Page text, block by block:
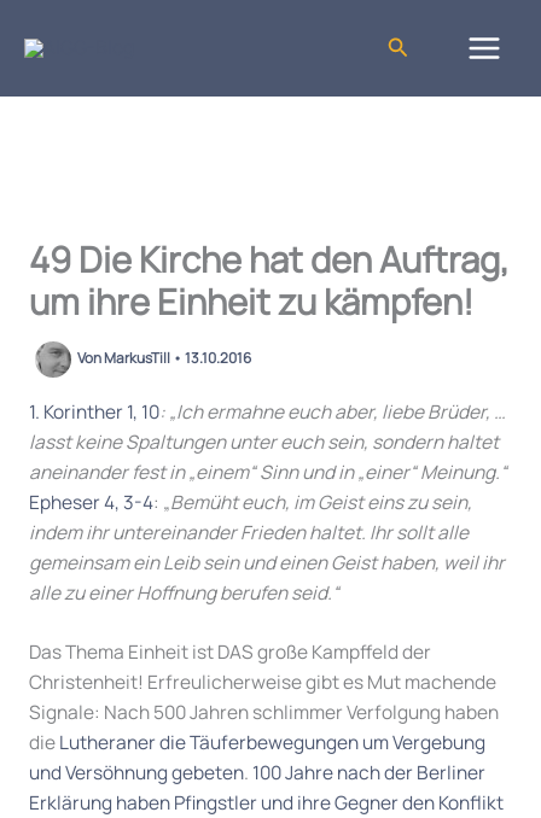
Inhalt
Suchen
49 Die Kirche hat den Auftrag,
um ihre Einheit zu kämpfen!
VonMarkusTill • 13.10.2016
1. Korinther 1, 10: „Ich ermahne euch aber, liebe Brüder, …
lasst keine Spaltungen unter euch sein, sondern haltet
aneinander fest in „einem“ Sinn und in „einer“ Meinung.“
Epheser 4, 3-4: „Bemüht euch, im Geist eins zu sein,
indem ihr untereinander Frieden haltet. Ihr sollt alle
gemeinsam ein Leib sein und einen Geist haben, weil ihr
alle zu einer Hoffnung berufen seid.“
Das Thema Einheit ist DAS große Kampffeld der
Christenheit! Erfreulicherweise gibt es Mut machende
Signale: Nach 500 Jahren schlimmer Verfolgung haben
dieLutheraner die Täuferbewegungen um Vergebung
und Versöhnung gebeten. 100 Jahre nach der Berliner
Erklärung haben Pfingstler und ihre Gegner den Konflikt